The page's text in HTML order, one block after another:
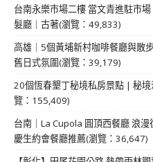
台南永樂市場二樓 當文青進駐市
髮廳｜古著(瀏覽：49,833)
高雄｜5個黃埔新村咖啡餐廳與散
舊日式氛圍(瀏覽：39,179)
20個恆春墾丁秘境私房景點 | 秘境
覽：155,409)
台南｜La Cupola 圓頂西餐廳 浪
慶生約會餐廳推薦(瀏覽：36,647)